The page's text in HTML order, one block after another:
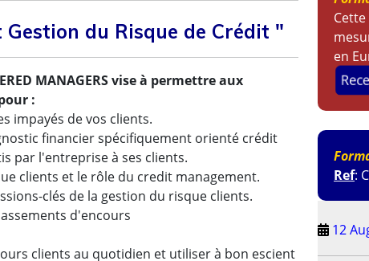
du Risque de Crédit "
MANAGERS vise à permettre aux
:
impayés de vos clients.
financier spécifiquement orienté crédit
par l'entreprise à ses clients.
clients et le rôle du credit management.
clés de la gestion du risque clients.
d'encours
clients au quotidien et utiliser à bon escient
en
Ref:
12